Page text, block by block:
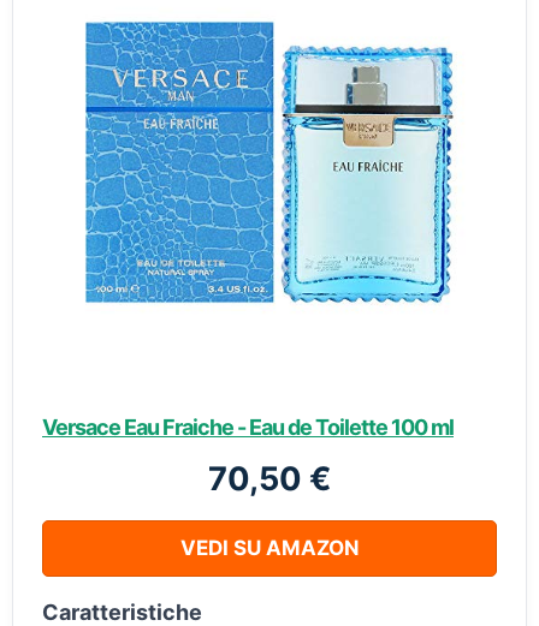
Versace Eau Fraiche - Eau de Toilette 100 ml
70,50 €
VEDI SU AMAZON
Caratteristiche